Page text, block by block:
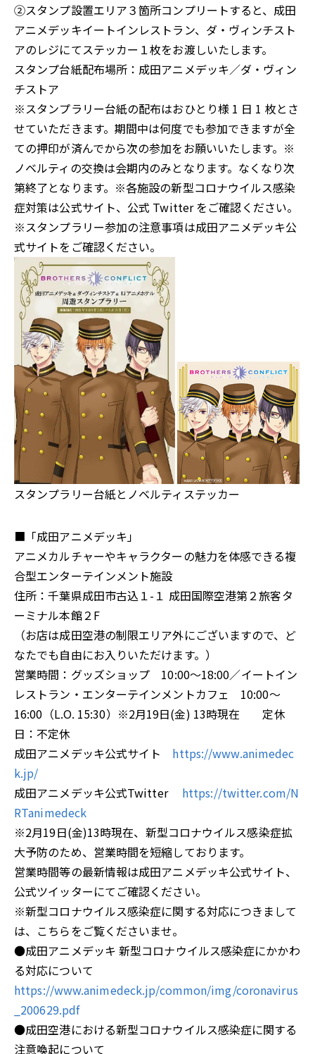
②スタンプ設置エリア３箇所コンプリートすると、成田
アニメデッキイートインレストラン、ダ・ヴィンチスト
アのレジにてステッカー１枚をお渡しいたします。
スタンプ台紙配布場所：成田アニメデッキ／ダ・ヴィン
チストア
※スタンプラリー台紙の配布はおひとり様 1 日 1 枚とさ
せていただきます。期間中は何度でも参加できますが全
ての押印が済んでから次の参加をお願いいたします。※
ノベルティの交換は会期内のみとなります。なくなり次
第終了となります。※各施設の新型コロナウイルス感染
症対策は公式サイト、公式 Twitter をご確認ください。
※スタンプラリー参加の注意事項は成田アニメデッキ公
式サイトをご確認ください。
スタンプラリー台紙とノベルティステッカー
■「成田アニメデッキ」
アニメカルチャーやキャラクターの魅力を体感できる複
合型エンターテインメント施設
住所：千葉県成田市古込１-１ 成田国際空港第２旅客タ
ーミナル本館２F
（お店は成田空港の制限エリア外にございますので、ど
なたでも自由にお入りいただけます。）
営業時間：グッズショップ 10:00～18:00／イートイン
レストラン・エンターテインメントカフェ 10:00～
16:00（L.O. 15:30）※2月19日(金) 13時現在 定休
日：不定休
成田アニメデッキ公式サイト https://www.animedec
k.jp/
成田アニメデッキ公式Twitter https://twitter.com/N
RTanimedeck
※2月19日(金)13時現在、新型コロナウイルス感染症拡
大予防のため、営業時間を短縮しております。
営業時間等の最新情報は成田アニメデッキ公式サイト、
公式ツイッターにてご確認ください。
※新型コロナウイルス感染症に関する対応につきまして
は、こちらをご覧くださいませ。
●成田アニメデッキ 新型コロナウイルス感染症にかかわ
る対応について
https://www.animedeck.jp/common/img/coronavirus
_200629.pdf
●成田空港における新型コロナウイルス感染症に関する
注意喚起について